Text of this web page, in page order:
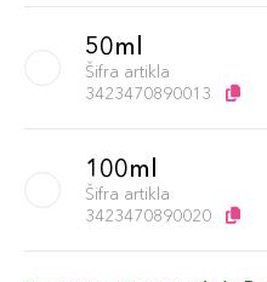
50ml
Šifra artikla
3423470890013
100ml
Šifra artikla
3423470890020